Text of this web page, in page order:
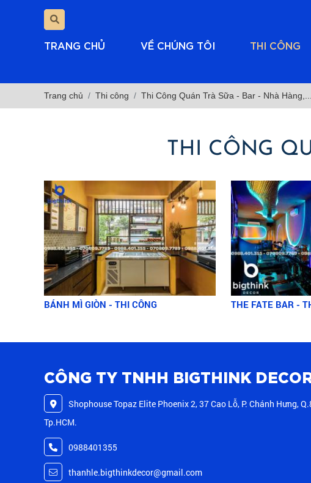
TRANG CHỦ VỀ CHÚNG TÔI THI CÔNG
Trang chủ Thi công Thi Công Quán Trà Sữa - Bar - Nhà Hàng,...
THI CÔNG
BÁNH MÌ GIÒN - THI CÔNG THE FATE BAR -
CÔNG TY TNHH BIGTHINK
Shophouse Topaz Elite Phoenix 2, 37 Cao Lỗ, P. Chánh Hưng,
Tp.HCM.
0988401355
thanhle.bigthinkdecor@gmail.com